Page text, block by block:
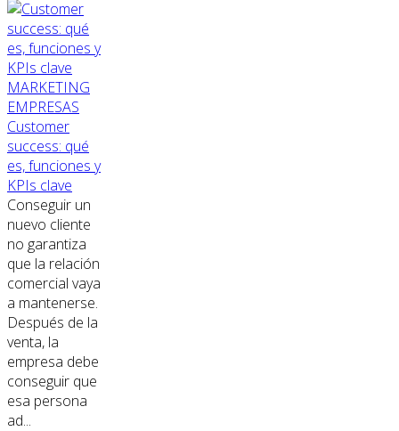
MARKETING
EMPRESAS
Customer
success: qué
es, funciones y
KPIs clave
Conseguir un
nuevo cliente
no garantiza
que la relación
comercial vaya
a mantenerse.
Después de la
venta, la
empresa debe
conseguir que
esa persona
ad...